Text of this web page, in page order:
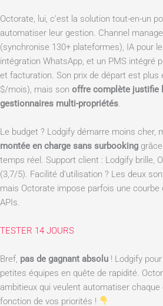
Octorate, lui, c’est la solution tout-en-un
automatiser leur gestion. Channel
(synchronise 130+ plateformes), IA pour
intégration WhatsApp, et un PMS intégré
et facturation. Son prix de départ est plus
$/mois), mais son offre complète justifie
gestionnaires multi-propriétés
Le budget ? Lodgify démarre moins cher,
montée en charge sans surbooking
temps réel. Support client : Lodgify brille,
(3,7/5). Facilité d’utilisation ? Les deux
mais Octorate impose parfois une courbe
APIs.
TESTER 14 JOURS
Bref, pas de gagnant absolu ! Lodgify
petites équipes en quête de rapidité.
ambitieux qui veulent automatiser chaque
fonction de vos priorités !